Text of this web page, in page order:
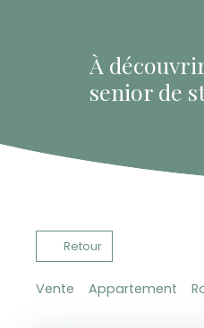
À
senior de
Retour
Vente Appartement